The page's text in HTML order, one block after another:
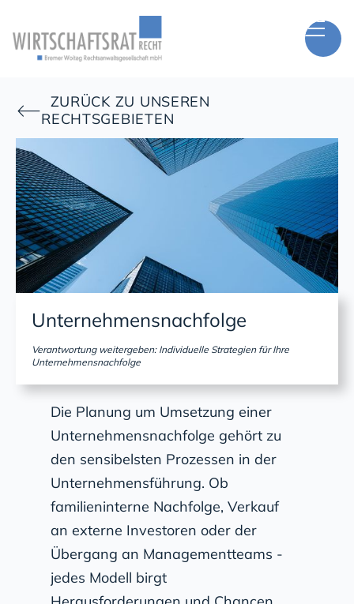

ZURÜCK ZU UNSEREN
RECHTSGEBIETEN
Unternehmensnachfolge
Verantwortung weitergeben: Individuelle Strategien für Ihre
Unternehmensnachfolge
Die Planung um Umsetzung einer
Unternehmensnachfolge gehört zu
den sensibelsten Prozessen in der
Unternehmensführung. Ob
familieninterne Nachfolge, Verkauf
an externe Investoren oder der
Übergang an Managementteams -
jedes Modell birgt